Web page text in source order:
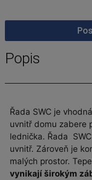
Popis
Řada SWC je
uvnitř domu zabere
lednička. Řada
uvnitř. Zároveň je
malých prostor.
vynikají širokým